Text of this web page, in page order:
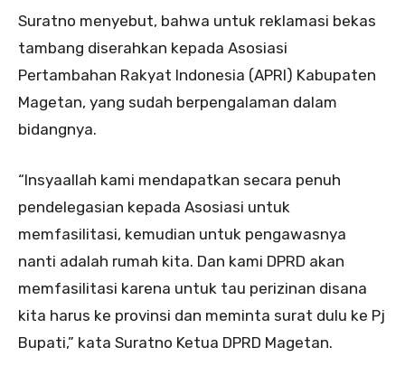
Suratno menyebut, bahwa untuk reklamasi bekas
tambang diserahkan kepada Asosiasi
Pertambahan Rakyat Indonesia (APRI) Kabupaten
Magetan, yang sudah berpengalaman dalam
bidangnya.
“Insyaallah kami mendapatkan secara penuh
pendelegasian kepada Asosiasi untuk
memfasilitasi, kemudian untuk pengawasnya
nanti adalah rumah kita. Dan kami DPRD akan
memfasilitasi karena untuk tau perizinan disana
kita harus ke provinsi dan meminta surat dulu ke Pj
Bupati,” kata Suratno Ketua DPRD Magetan.